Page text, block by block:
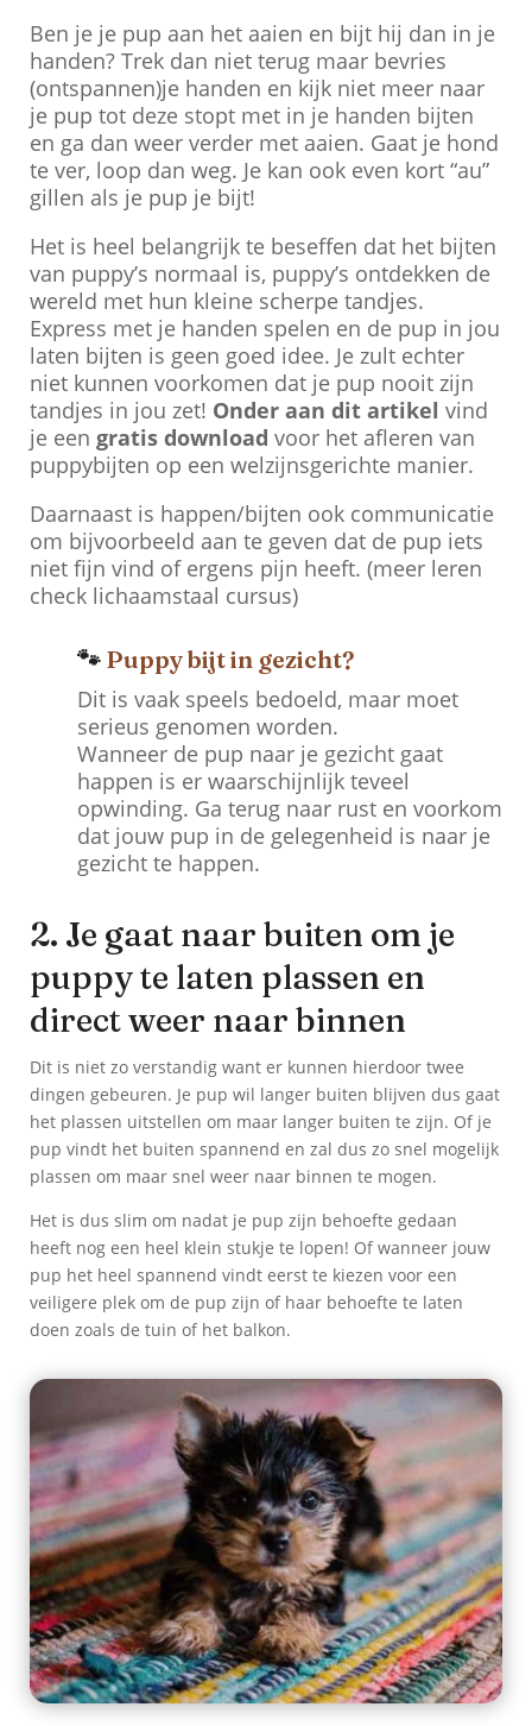
Ben je je pup aan het aaien en bijt hij dan in je
handen? Trek dan niet terug maar bevries
(ontspannen)je handen en kijk niet meer naar
je pup tot deze stopt met in je handen bijten
en ga dan weer verder met aaien. Gaat je hond
te ver, loop dan weg. Je kan ook even kort “au”
gillen als je pup je bijt!
Het is heel belangrijk te beseffen dat het bijten
van puppy’s normaal is, puppy’s ontdekken de
wereld met hun kleine scherpe tandjes.
Express met je handen spelen en de pup in jou
laten bijten is geen goed idee. Je zult echter
niet kunnen voorkomen dat je pup nooit zijn
tandjes in jou zet! Onder aan dit artikel vind
je een gratis download voor het afleren van
puppybijten op een welzijnsgerichte manier.
Daarnaast is happen/bijten ook communicatie
om bijvoorbeeld aan te geven dat de pup iets
niet fijn vind of ergens pijn heeft. (meer leren
check lichaamstaal cursus)
🐾 Puppy bijt in gezicht?
Dit is vaak speels bedoeld, maar moet
serieus genomen worden.
Wanneer de pup naar je gezicht gaat
happen is er waarschijnlijk teveel
opwinding. Ga terug naar rust en voorkom
dat jouw pup in de gelegenheid is naar je
gezicht te happen.
2. Je gaat naar buiten om je
puppy te laten plassen en
direct weer naar binnen
Dit is niet zo verstandig want er kunnen hierdoor twee
dingen gebeuren. Je pup wil langer buiten blijven dus gaat
het plassen uitstellen om maar langer buiten te zijn. Of je
pup vindt het buiten spannend en zal dus zo snel mogelijk
plassen om maar snel weer naar binnen te mogen.
Het is dus slim om nadat je pup zijn behoefte gedaan
heeft nog een heel klein stukje te lopen! Of wanneer jouw
pup het heel spannend vindteerst te kiezen voor een
veiligere plek om de pup zijn of haar behoefte te laten
doen zoals de tuin of het balkon.